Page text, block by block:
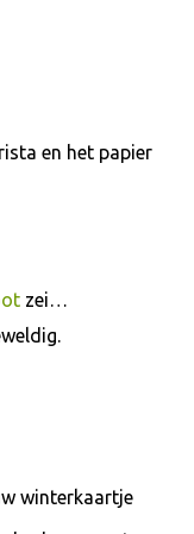
en het papier
zei…
winterkaartje